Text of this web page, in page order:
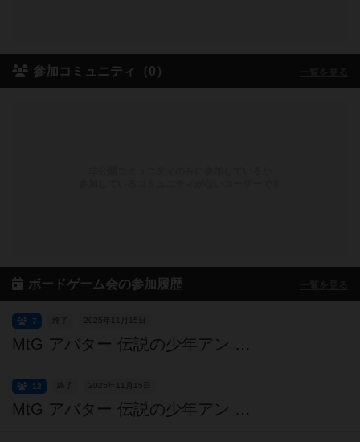
参加コミュニティ（0）
ボードゲーム会の参加履歴
MtG アバター 伝説の少年アン プレリリース・土曜夜の部【初心者・未経験者とも歓迎】
終了 2025年11月15日
7
MtG アバター 伝説の少年アン プレリリース・土曜昼の部【初心者・未経験者とも歓迎】
終了 2025年11月15日
12